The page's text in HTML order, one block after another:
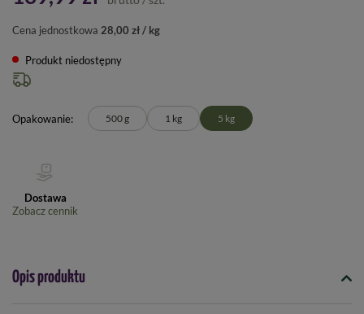
Cena jednostkowa 28,00 zł / kg
Produkt niedostępny
Opakowanie 500 g 1 kg 5 kg
Dostawa
Zobacz cennik
Opis produktu